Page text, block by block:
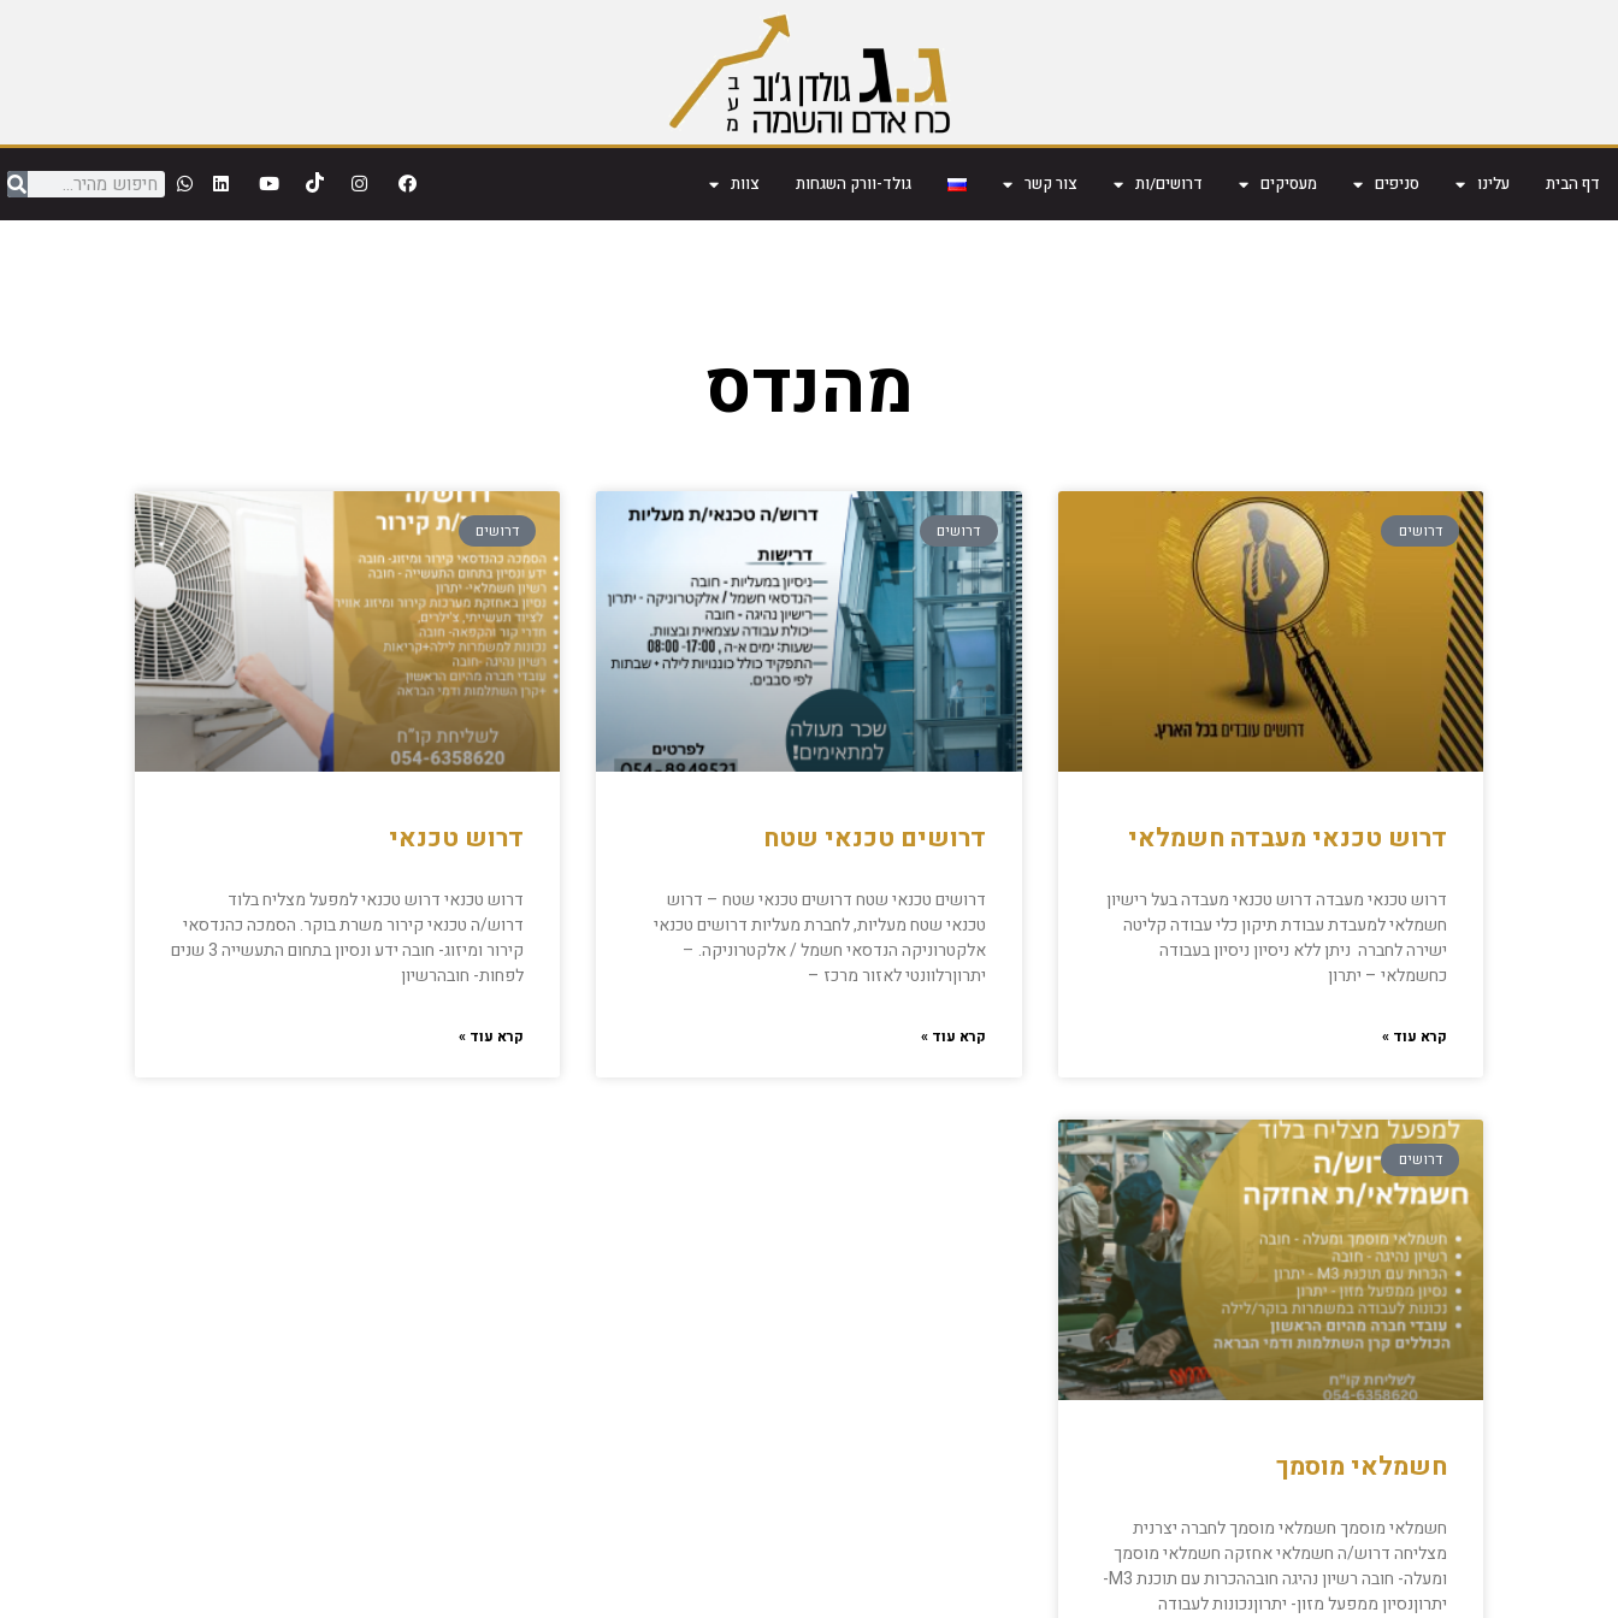
דף הבית עלינו סניפים מעסיקים דרושים/ות צור קשר גולד-וורק השגחות צוות
מהנדס
דרושים
דרוש טכנאי מעבדה חשמלאי
דרוש טכנאי מעבדה דרוש טכנאי מעבדה בעל רישיון
חשמלאי למעבדת עבודת תיקון כלי עבודה קליטה
ישירה לחברה ניתן ללא ניסיון ניסיון בעבודה
כחשמלאי – יתרון
קרא עוד »
דרושים
דרושים טכנאי שטח
דרושים טכנאי שטח דרושים טכנאי שטח – דרוש
טכנאי שטח מעליות, לחברת מעליות דרושים טכנאי
אלקטרוניקה הנדסאי חשמל / אלקטרוניקה. –
יתרוןרלוונטי לאזור מרכז –
קרא עוד »
דרושים
דרוש טכנאי
דרוש טכנאי דרוש טכנאי למפעל מצליח בלוד
דרוש/ה טכנאי קירור משרת בוקר. הסמכה כהנדסאי
קירור ומיזוג- חובה ידע ונסיון בתחום התעשייה 3 שנים
לפחות- חובהרשיון
קרא עוד »
דרושים
חשמלאי מוסמך
חשמלאי מוסמך חשמלאי מוסמך לחברה יצרנית
מצליחה דרוש/ה חשמלאי אחזקה חשמלאי מוסמך
ומעלה- חובה רשיון נהיגה חובההכרות עם תוכנת M3-
יתרוןנסיון ממפעל מזון- יתרוןנכונות לעבודה